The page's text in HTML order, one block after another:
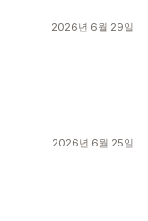
2026년 6월 29일
2026년 6월 25일